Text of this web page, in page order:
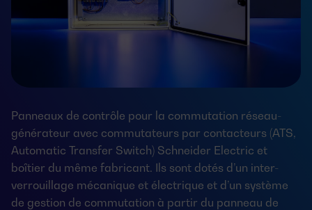
Panneaux de contrôle pour la commutation réseau-
générateur avec commutateurs par contacteurs (ATS,
Automatic Transfer Switch) Schneider Electric et
boîtier du même fabricant. Ils sont dotés d’un inter-
verrouillage mécanique et électrique et d’un système
de gestion de commutation à partir du panneau de